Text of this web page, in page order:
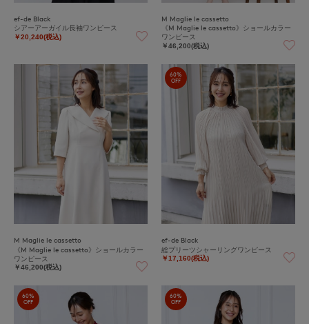
ef-de Black
シアーアーガイル長袖ワンピース
￥20,240(税込)
M Maglie le cassetto
《M Maglie le cassetto》ショールカラー
ワンピース
￥46,200(税込)
M Maglie le cassetto
《M Maglie le cassetto》ショールカラー
ワンピース
￥46,200(税込)
60%
OFF
ef-de Black
総プリーツシャーリングワンピース
￥17,160(税込)
60%
OFF
60%
OFF